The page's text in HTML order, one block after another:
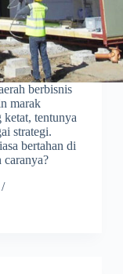
berbisnis
marak
tentunya
strategi.
bertahan di
caranya?